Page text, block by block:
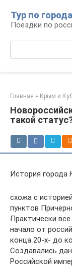
контенту
Тур по
Поездки по
Главная » Крым и
такой
История города
схожа с
пунктов
Практически
начало от
конца 20-х- до
Создавались
Российской